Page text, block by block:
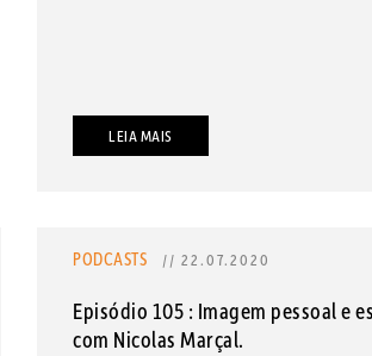
LEIA MAIS
PODCASTS // 22.07.2020
Episódio 105 : Imagem pessoal e
com Nicolas Marçal.